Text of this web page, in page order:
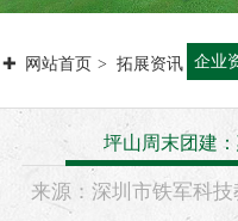
网站首页 拓展资讯 企
企业
坪山周末团建
来源： 深圳市铁军科技